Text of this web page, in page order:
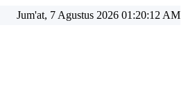
Jum'at, 7 Agustus 2026 01:20:12 AM